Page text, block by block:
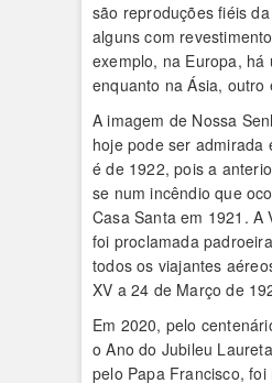
são reproduções fiéis
alguns com
exemplo, na Europa, há
enquanto na Ásia, outro
A imagem de Nossa
hoje pode ser admirada
é de 1922, pois a
se num incêndio que
Casa Santa em 1921. A
foi proclamada
todos os viajantes
XV a 24 de Março de
Em 2020, pelo
o Ano do Jubileu
pelo Papa Francisco,